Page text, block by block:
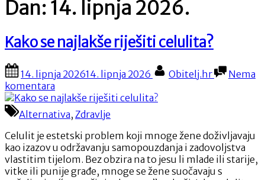
Dan: 14. lipnja 2026.
Kako se najlakše riješiti celulita?
Posted
on
14. lipnja 202614. lipnja 2026 By
Obitelj.hr
Nema
komentara
Kako
se
najlakše
riješiti
celulita?
Alternativa, Zdravlje
Celulit je estetski problem koji mnoge žene doživljavaju
kao izazov u održavanju samopouzdanja i zadovoljstva
vlastitim tijelom. Bez obzira na to jesu li mlade ili starije,
vitke ili punije građe, mnoge se žene suočavaju s